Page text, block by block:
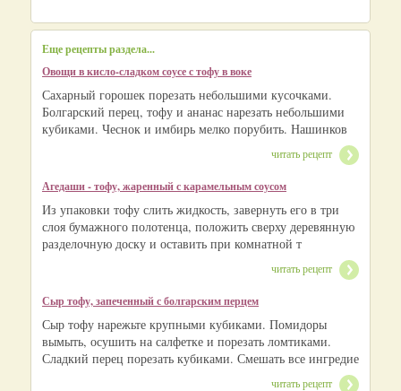
Еще рецепты раздела...
Овощи в кисло-сладком соусе с тофу в воке
Сахарный горошек порезать небольшими кусочками.
Болгарский перец, тофу и ананас нарезать небольшими
кубиками. Чеснок и имбирь мелко порубить. Нашинков
читать рецепт
Агедаши - тофу, жаренный с карамельным соусом
Из упаковки тофу слить жидкость, завернуть его в три
слоя бумажного полотенца, положить сверху деревянную
разделочную доску и оставить при комнатной т
читать рецепт
Сыр тофу, запеченный с болгарским перцем
Сыр тофу нарежьте крупными кубиками. Помидоры
вымыть, осушить на салфетке и порезать ломтиками.
Сладкий перец порезать кубиками. Смешать все ингредие
читать рецепт